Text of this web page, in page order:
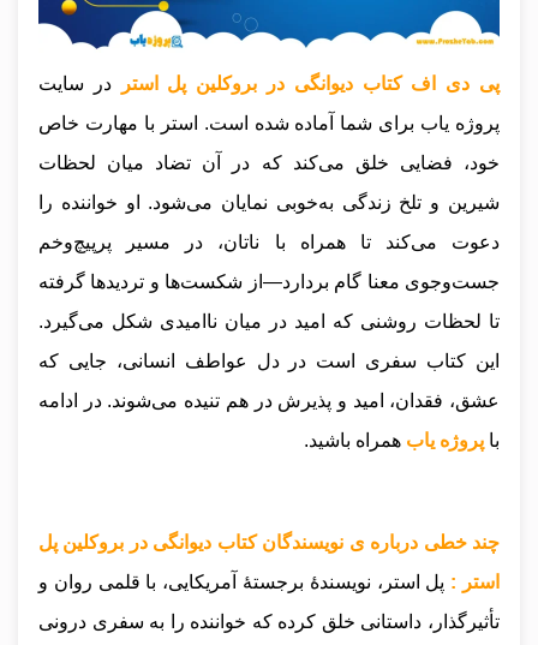
پی دی اف کتاب دیوانگی در بروکلین پل استردر سایت
پروژه یاب برای شما آماده شده است. استر با مهارت خاص
خود، فضایی خلق می‌کند که در آن تضاد میان لحظات
شیرین و تلخ زندگی به‌خوبی نمایان می‌شود. او خواننده را
دعوت می‌کند تا همراه با ناتان، در مسیر پرپیچ‌وخم
جست‌وجوی معنا گام بردارد—از شکست‌ها و تردیدها گرفته
تا لحظات روشنی که امید در میان ناامیدی شکل می‌گیرد.
این کتاب سفری است در دل عواطف انسانی، جایی که
عشق، فقدان، امید و پذیرش در هم تنیده می‌شوند. در ادامه
با پروژه یاب همراه باشید.
چند خطی درباره ی نویسندگان کتاب دیوانگی در بروکلین پل
استر : پل استر، نویسندهٔ برجستهٔ آمریکایی، با قلمی روان و
تأثیرگذار، داستانی خلق کرده که خواننده را به سفری درونی